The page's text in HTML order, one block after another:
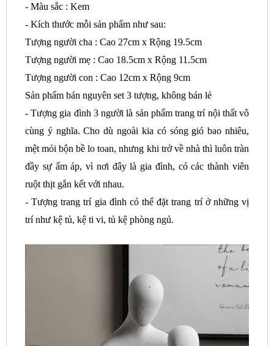
- Màu sắc : Kem
- Kích thước mỗi sản phẩm như sau:
Tượng người cha : Cao 27cm x Rộng 19.5cm
Tượng người mẹ : Cao 18.5cm x Rộng 11.5cm
Tượng người con : Cao 12cm x Rộng 9cm
Sản phẩm bán nguyên set 3 tượng, không bán lẻ
- Tượng gia đình 3 người là sản phẩm trang trí nội thất vô
cùng ý nghĩa. Cho dù ngoài kia có sóng gió bao nhiêu,
mệt mỏi bộn bề lo toan, nhưng khi trở về nhà thì luôn tràn
đầy sự ấm áp, vì nơi đây là gia đình, có các thành viên
ruột thịt gắn kết với nhau.
- Tượng trang trí gia đình có thể đặt trang trí ở những vị
trí như kệ tủ, kệ ti vi, tủ kệ phòng ngủ.